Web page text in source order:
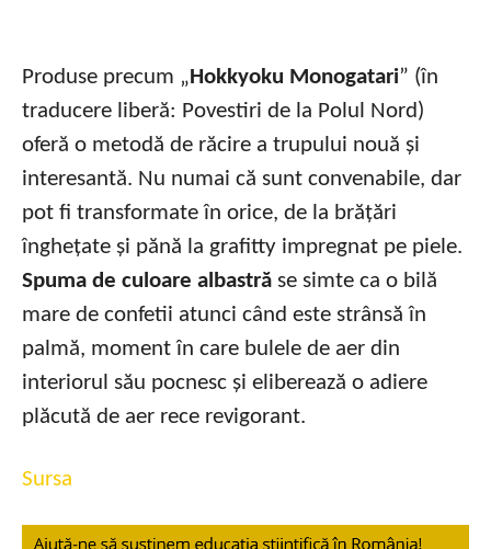
Produse precum „Hokkyoku Monogatari” (în
traducere liberă: Povestiri de la Polul Nord)
oferă o metodă de răcire a trupului nouă și
interesantă. Nu numai că sunt convenabile, dar
pot fi transformate în orice, de la brățări
înghețate și pănă la grafitty impregnat pe piele.
Spuma de culoare albastră se simte ca o bilă
mare de confetii atunci când este strânsă în
palmă, moment în care bulele de aer din
interiorul său pocnesc și eliberează o adiere
plăcută de aer rece revigorant.
Sursa